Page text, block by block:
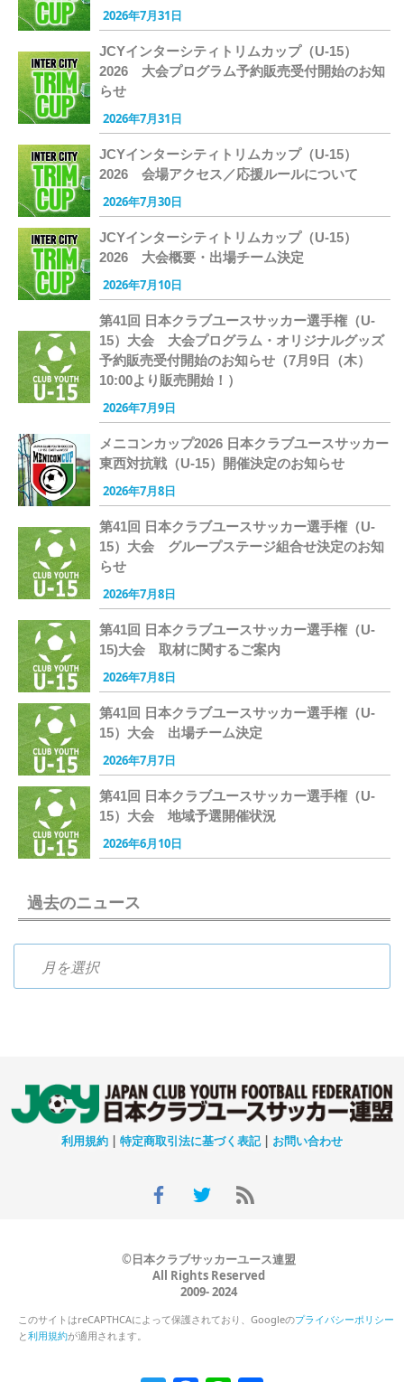
2026年7月31日
JCYインターシティトリムカップ（U-15）
2026 大会プログラム予約販売受付開始のお知
らせ
2026年7月31日
JCYインターシティトリムカップ（U-15）
2026 会場アクセス／応援ルールについて
2026年7月30日
JCYインターシティトリムカップ（U-15）
2026 大会概要・出場チーム決定
2026年7月10日
第41回 日本クラブユースサッカー選手権（U-
15）大会 大会プログラム・オリジナルグッズ
予約販売受付開始のお知らせ（7月9日（木）
10:00より販売開始！）
2026年7月9日
メニコンカップ2026 日本クラブユースサッカー
東西対抗戦（U-15）開催決定のお知らせ
2026年7月8日
第41回 日本クラブユースサッカー選手権（U-
15）大会 グループステージ組合せ決定のお知
らせ
2026年7月8日
第41回 日本クラブユースサッカー選手権（U-
15)大会 取材に関するご案内
2026年7月8日
第41回 日本クラブユースサッカー選手権（U-
15）大会 出場チーム決定
2026年7月7日
第41回 日本クラブユースサッカー選手権（U-
15）大会 地域予選開催状況
2026年6月10日
過去のニュース
利用規約 | 特定商取引法に基づく表記| お問い合わせ
©日本クラブサッカーユース連盟
All Rights Reserved
2009- 2024
このサイトはreCAPTHCAによって保護されており、Googleのプライバシーポリシー
と利用規約が適用されます。